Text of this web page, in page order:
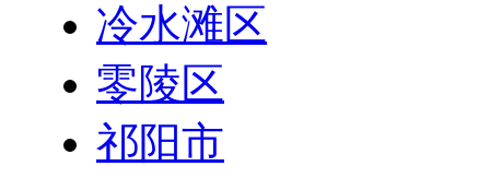
冷水滩区
零陵区
祁阳市